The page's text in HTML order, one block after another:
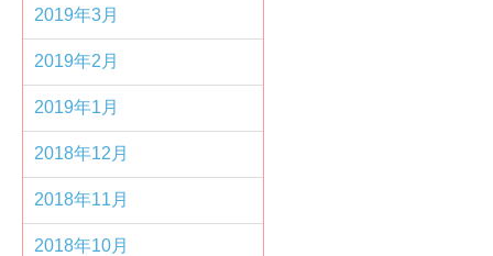
2019年3月
2019年2月
2019年1月
2018年12月
2018年11月
2018年10月